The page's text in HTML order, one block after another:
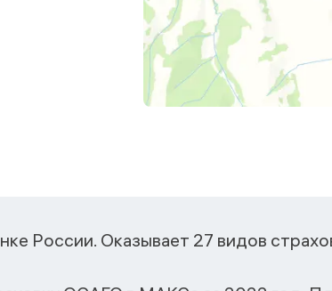
России. Оказывает 27 видов